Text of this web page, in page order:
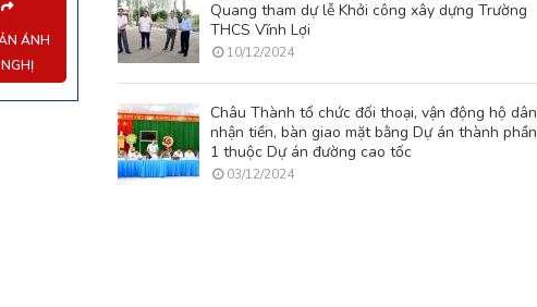
ÁNH
Quang tham dự lễ Khởi công xây dựng Trường
THCS Vĩnh Lợi
10/12/2024
Châu Thành tổ chức đối thoại, vận động hộ dân
nhận tiền, bàn giao mặt bằng Dự án thành phần
1 thuộc Dự án đường cao tốc
03/12/2024